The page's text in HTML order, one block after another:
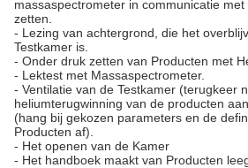
massaspectrometer in communicatie
zetten.
- Lezing van achtergrond, die het
Testkamer is.
- Onder druk zetten van Producten met
- Lektest met Massaspectrometer.
- Ventilatie van de Testkamer (terugkeer
heliumterugwinning van de producten
(hang bij gekozen parameters en de
Producten af).
- Het openen van de Kamer
- Het handboek maakt van Producten